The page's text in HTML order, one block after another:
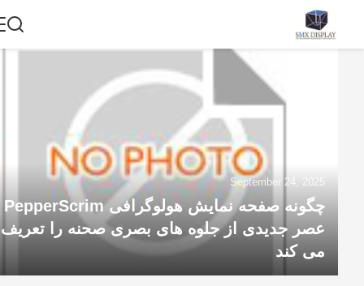
September 24, 2025
چگونه صفحه نمایش هولوگرافی PepperScrim
عصر جدیدی از جلوه های بصری صحنه را تعریف
می کند